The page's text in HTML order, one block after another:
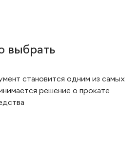
выбрать
становится одним из самых
решение о прокате